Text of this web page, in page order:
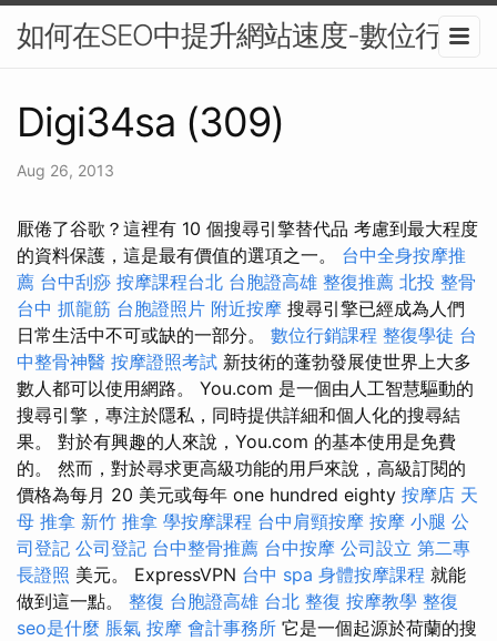
如何在SEO中提升網站速度-數位行銷
Digi34sa (309)
Aug 26, 2013
厭倦了谷歌？這裡有 10 個搜尋引擎替代品 考慮到最大程度
的資料保護，這是最有價值的選項之一。 台中全身按摩推
薦 台中刮痧 按摩課程台北 台胞證高雄 整復推薦 北投 整骨
台中 抓龍筋 台胞證照片 附近按摩 搜尋引擎已經成為人們
日常生活中不可或缺的一部分。 數位行銷課程 整復學徒 台
中整骨神醫 按摩證照考試 新技術的蓬勃發展使世界上大多
數人都可以使用網路。 You.com 是一個由人工智慧驅動的
搜尋引擎，專注於隱私，同時提供詳細和個人化的搜尋結
果。 對於有興趣的人來說，You.com 的基本使用是免費
的。 然而，對於尋求更高級功能的用戶來說，高級訂閱的
價格為每月 20 美元或每年 one hundred eighty 按摩店 天
母 推拿 新竹 推拿 學按摩課程 台中肩頸按摩 按摩 小腿 公
司登記 公司登記 台中整骨推薦 台中按摩 公司設立 第二專
長證照 美元。 ExpressVPN 台中 spa 身體按摩課程 就能
做到這一點。 整復 台胞證高雄 台北 整復 按摩教學 整復
seo是什麼 脹氣 按摩 會計事務所 它是一個起源於荷蘭的搜